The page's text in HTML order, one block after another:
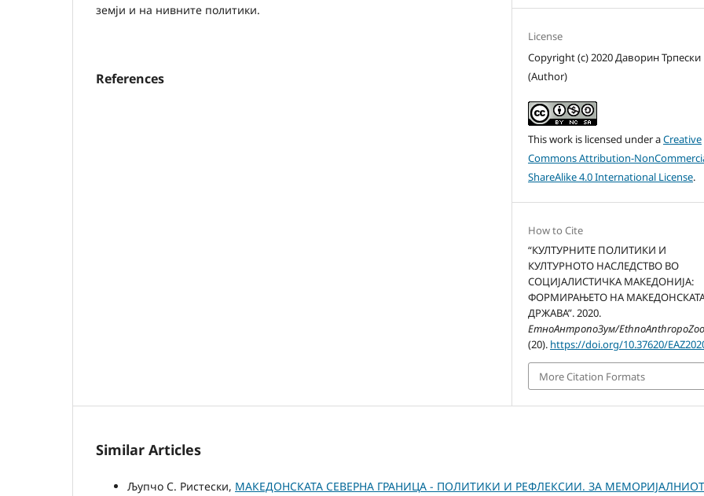
земји и на нивните политики.
References
License
Copyright (c) 2020 Даворин Трпески
(Author)
This work is licensed under aCreative
Commons Attribution-
ShareAlike 4.0 International License.
How to Cite
“КУЛТУРНИТЕ ПОЛИТИКИ И
КУЛТУРНОТО НАСЛЕДСТВО ВО
СОЦИЈАЛИСТИЧКА МАКЕДОНИЈА:
ФОРМИРАЊЕТО НА
ДРЖАВА”. 2020.
ЕтноАнтропоЗум/
(20). https://doi.org/10.37620/
More Citation Formats
Similar Articles
Љупчо С. Ристески, МAКЕДОНСКАТА СЕВЕРНА ГРАНИЦА - ПОЛИТИКИ И РЕФЛЕКСИИ. ЗА МЕМОРИЈАЛНИОТ